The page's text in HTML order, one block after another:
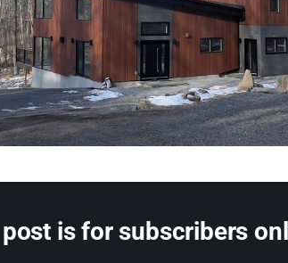
is for subscribers